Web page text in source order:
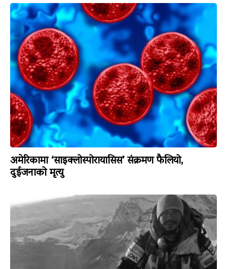
अमेरिकामा ‘साइक्लोस्पोरायासिस’ संक्रमण फैलियो,
दुईजनाको मृत्यु